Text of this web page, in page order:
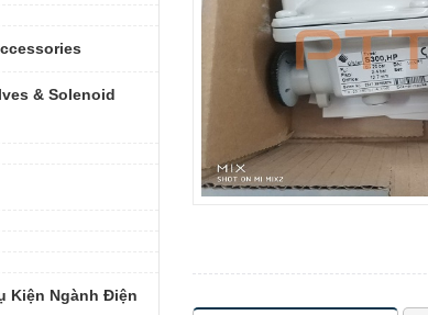
& Solenoid
Kiện Ngành Điện